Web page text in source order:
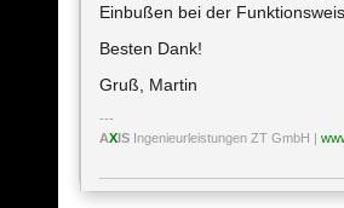
Einbußen bei der
Besten Dank!
Gruß, Martin
AXIS Ingenieurleistungen ZT GmbH |